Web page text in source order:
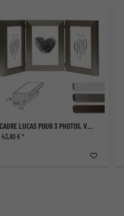
CADRE LUCAS POUR 3 PHOTOS, VERTICAL
43,80 € *